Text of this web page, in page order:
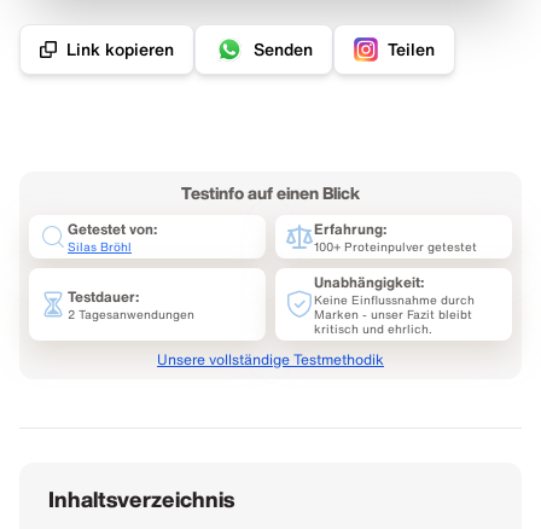
Link kopieren Senden Teilen
Testinfo auf einen Blick
Getestet von:
Silas Bröhl
Erfahrung:
100+ Proteinpulver getestet
Testdauer:
2 Tagesanwendungen
Unabhängigkeit:
Keine Einflussnahme durch
Marken - unser Fazit bleibt
kritisch und ehrlich.
Unsere vollständige Testmethodik
Inhaltsverzeichnis